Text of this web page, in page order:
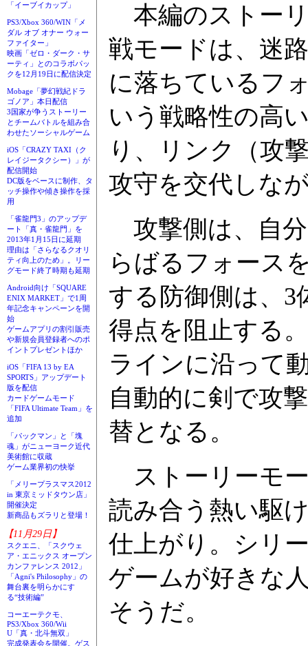
「イーブイカップ」
PS3/Xbox 360/WIN「メ
ダル オブ オナー ウォー
ファイター」
映画「ゼロ・ダーク・サ
ーティ」とのコラボパッ
クを12月19日に配信決定
Mobage「夢幻戦紀ドラ
ゴノア」本日配信
3国家が争うストーリー
とチームバトルを組み合
わせたソーシャルゲーム
iOS「CRAZY TAXI（ク
レイジータクシー）」が
配信開始
DC版をベースに制作、タ
ッチ操作や傾き操作を採
用
「雀龍門3」のアップデ
ート「真・雀龍門」を
2013年1月15日に延期
理由は「さらなるクオリ
ティ向上のため」。リー
グモード終了時期も延期
Android向け「SQUARE
ENIX MARKET」で1周
年記念キャンペーンを開
始
ゲームアプリの割引販売
や新規会員登録者へのポ
イントプレゼントほか
iOS「FIFA 13 by EA
SPORTS」アップデート
版を配信
カードゲームモード
「FIFA Ultimate Team」を
追加
「パックマン」と「塊
魂」がニューヨーク近代
美術館に収蔵
ゲーム業界初の快挙
「メリープラスマス2012
in 東京ミッドタウン店」
開催決定
新商品もズラリと登場！
【11月29日】
スクエニ、「スクウェ
ア・エニックス オープン
カンファレンス 2012」
「Agni's Philosophy」の
舞台裏を明らかにす
る“技術編”
コーエーテクモ、
PS3/Xbox 360/Wii
U「真・北斗無双」
完成発表会を開催。ゲス
本編のストー
戦モードは、迷
に落ちているフ
いう戦略性の高
り、リンク（攻
攻守を交代しな
攻撃側は、自
らばるフォース
する防御側は、
得点を阻止する
ラインに沿って
自動的に剣で攻
替となる。
ストーリーモ
読み合う熱い駆
仕上がり。シリ
ゲームが好きな
そうだ。